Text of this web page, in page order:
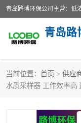
青岛路
当前位置： 首页 > 供应
水质采样器 工作效率高
生物安全柜
水质检测仪